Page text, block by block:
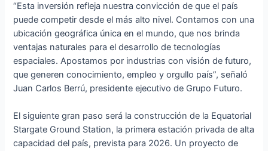
“Esta inversión refleja nuestra convicción de que el país
puede competir desde el más alto nivel. Contamos con una
ubicación geográfica única en el mundo, que nos brinda
ventajas naturales para el desarrollo de tecnologías
espaciales. Apostamos por industrias con visión de futuro,
que generen conocimiento, empleo y orgullo país”, señaló
Juan Carlos Berrú, presidente ejecutivo de Grupo Futuro.
El siguiente gran paso será la construcción de la Equatorial
Stargate Ground Station, la primera estación privada de alta
capacidad del país, prevista para 2026. Un proyecto de